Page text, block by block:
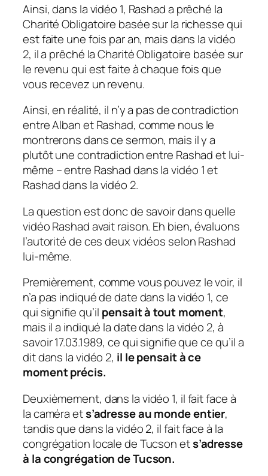
Ainsi, dans la vidéo 1, Rashad a prêché la
Charité Obligatoire basée sur la richesse qui
est faite une fois par an, mais dans la vidéo
2, il a prêché la Charité Obligatoire basée sur
le revenu qui est faite à chaque fois que
vous recevez un revenu.
Ainsi, en réalité, il n’y a pas de contradiction
entre Alban et Rashad, comme nous le
montrerons dans ce sermon, mais il y a
plutôt une contradiction entre Rashad et lui-
même – entre Rashad dans la vidéo 1 et
Rashad dans la vidéo 2.
La question est donc de savoir dans quelle
vidéo Rashad avait raison. Eh bien, évaluons
l’autorité de ces deux vidéos selon Rashad
lui-même.
Premièrement, comme vous pouvez le voir, il
n’a pas indiqué de date dans la vidéo 1, ce
qui signifie qu’il pensait à tout moment,
mais il a indiqué la date dans la vidéo 2, à
savoir 17.03.1989, ce qui signifie que ce qu’il a
dit dans la vidéo 2, il le pensait à ce
moment précis.
Deuxièmement, dans la vidéo 1, il fait face à
la caméra ets’adresse au monde entier,
tandis que dans la vidéo 2, il fait face à la
congrégation locale de Tucson ets’adresse
à la congrégation de Tucson.